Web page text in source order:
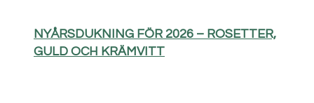
NYÅRSDUKNING FÖR 2026 – ROSETTER,
GULD OCH KRÄMVITT